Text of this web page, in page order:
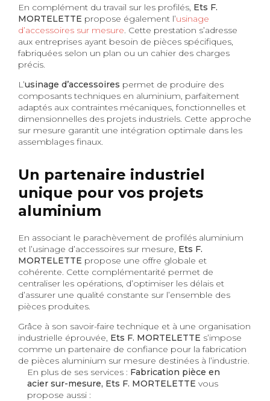
En complément du travail sur les profilés, Ets F.
MORTELETTE propose également l’usinage
d’accessoires sur mesure. Cette prestation s’adresse
aux entreprises ayant besoin de pièces spécifiques,
fabriquées selon un plan ou un cahier des charges
précis.
L’usinage d’accessoires permet de produire des
composants techniques en aluminium, parfaitement
adaptés aux contraintes mécaniques, fonctionnelles et
dimensionnelles des projets industriels. Cette approche
sur mesure garantit une intégration optimale dans les
assemblages finaux.
Un partenaire industriel
unique pour vos projets
aluminium
En associant le parachèvement de profilés aluminium
et l’usinage d’accessoires sur mesure, Ets F.
MORTELETTE propose une offre globale et
cohérente. Cette complémentarité permet de
centraliser les opérations, d’optimiser les délais et
d’assurer une qualité constante sur l’ensemble des
pièces produites.
Grâce à son savoir-faire technique et à une organisation
industrielle éprouvée, Ets F. MORTELETTE s’impose
comme un partenaire de confiance pour la fabrication
de pièces aluminium sur mesure destinées à l’industrie.
En plus de ses services : Fabrication pièce en
acier sur-mesure, Ets F. MORTELETTE vous
propose aussi :